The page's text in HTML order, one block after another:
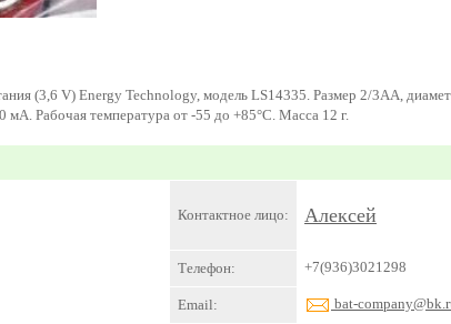
(3,6 V) Energy Technology, модель LS14335. Размер 2/3AA,
Рабочая температура от -55 до +85°C. Масса 12 г.
Контактное лицо: Алексей
Телефон: +7(936)3021298
Email: bat-